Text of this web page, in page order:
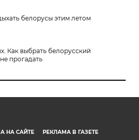
белорусы этим летом
Как выбрать белорусский
прогадать
НА САЙТЕ РЕКЛАМА В ГАЗЕТЕ